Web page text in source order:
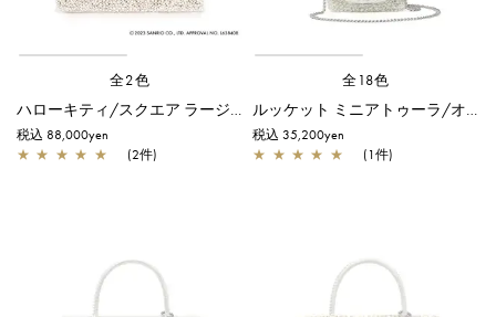
全2色
ハローキティ/スクエア ラージ/マットホワイト
税込 88,000yen
★ ★ ★ ★ ★ (2件)
全18色
ルッケット ミニアトゥーラ/オーロラホワイト
税込 35,200yen
★ ★ ★ ★ ★ (1件)